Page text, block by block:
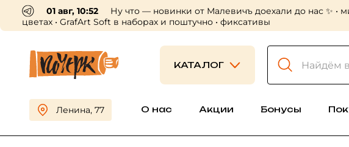
01 авг, 10:52
Ну что — новинки от Малевичъ доехали до нас ✨
цветах • GrafArt Soft в наборах и поштучно • фиксативы
КАТАЛОГ
Ленина, 77 О нас Акции Бонусы